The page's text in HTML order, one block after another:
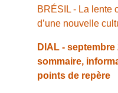
BRÉSIL - La lente
d’une nouvelle
DIAL - septembre
sommaire,
points de repère